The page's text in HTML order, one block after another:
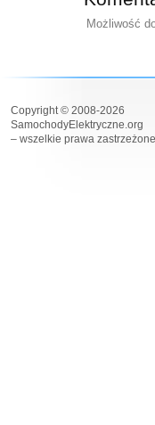
Możliwość
Copyright © 2008-2026
SamochodyElektryczne.org
– wszelkie prawa zastrzeżone